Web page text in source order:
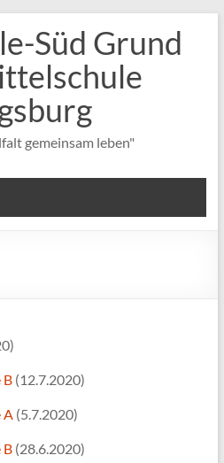
Süd Grund
gemeinsam leben"
B (12.7.2020)
A(5.7.2020)
B(28.6.2020)